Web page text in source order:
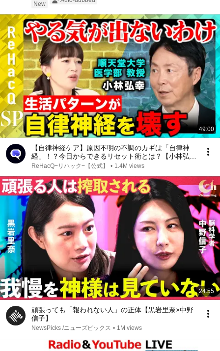
New
49:00
【自律神経ケア】原因不明の不調のカギは「自律神
経」！？今日からできるリセット術とは？【小林弘幸
順天堂大学教授＆松丸友紀&ReHacQ】
ReHacQ−リハック−【公式】 • 1.4M views
24:55
頑張っても「報われない人」の正体【黒岩里奈×中野
信子】
NewsPicks /ニューズピックス • 1M views